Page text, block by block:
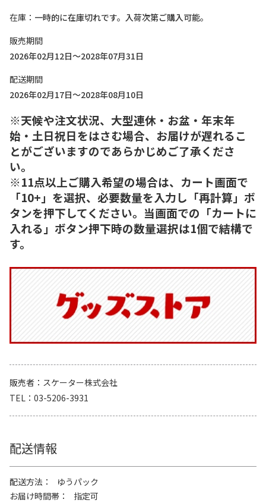
在庫
一時的に在庫切れです。入荷次第ご購入可能。
販売期間
2026年02月12日～2028年07月31日
配送期間
2026年02月17日～2028年08月10日
※天候や注文状況、大型連休・お盆・年末年
始・土日祝日をはさむ場合、お届けが遅れるこ
とがございますのであらかじめご了承くださ
い。
※11点以上ご購入希望の場合は、カート画面で
「10+」を選択、必要数量を入力し「再計算」ボ
タンを押下してください。当画面での「カートに
入れる」ボタン押下時の数量選択は1個で結構で
す。
販売者
スケーター株式会社
TEL
03-5206-3931
配送情報
配送方法
ゆうパック
お届け時間帯
指定可